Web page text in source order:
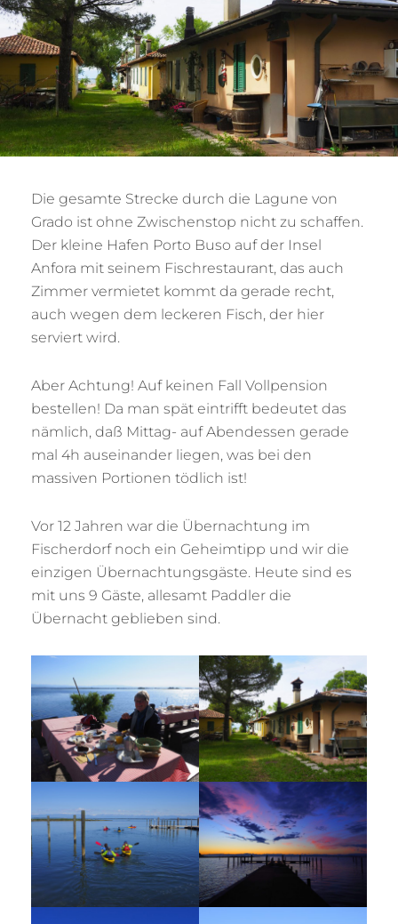
Die gesamte Strecke durch die Lagune von
Grado ist ohne Zwischenstop nicht zu schaffen.
Der kleine Hafen Porto Buso auf der Insel
Anfora mit seinem Fischrestaurant, das auch
Zimmer vermietet kommt da gerade recht,
auch wegen dem leckeren Fisch, der hier
serviert wird.
Aber Achtung! Auf keinen Fall Vollpension
bestellen! Da man spät eintrifft bedeutet das
nämlich, daß Mittag- auf Abendessen gerade
mal 4h auseinander liegen, was bei den
massiven Portionen tödlich ist!
Vor 12 Jahren war die Übernachtung im
Fischerdorf noch ein Geheimtipp und wir die
einzigen Übernachtungsgäste. Heute sind es
mit uns 9 Gäste, allesamt Paddler die
Übernacht geblieben sind.